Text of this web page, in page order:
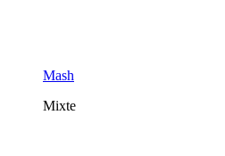
Mash
Mixte